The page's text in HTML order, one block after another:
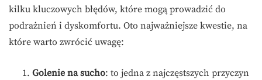
kilku kluczowych błędów, które mogą prowadzić do
podrażnień i dyskomfortu. Oto najważniejsze kwestie, na
które warto zwrócić uwagę:
Golenie na sucho: to jedna z najczęstszych przyczyn